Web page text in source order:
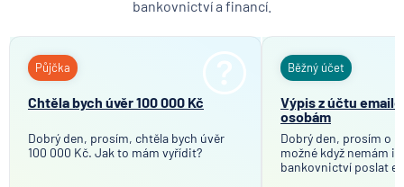
bankovnictví a financí.
Půjčka
Chtěla bych úvěr 100 000 Kč
Dobrý den, prosím, chtěla bych úvěr
100 000 Kč. Jak to mám vyřídit?
Běžný účet
Výpis z účtu
osobám
Dobrý den, prosím o
možné když nemám
bankovnictví poslat